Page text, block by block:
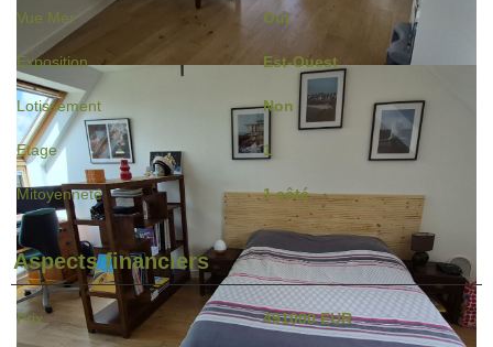
Vue Mer Oui
Exposition Est-Ouest
Lotissement Non
Etage 1
Mitoyenneté 1 côté
Aspects financiers
Prix 491000 EUR